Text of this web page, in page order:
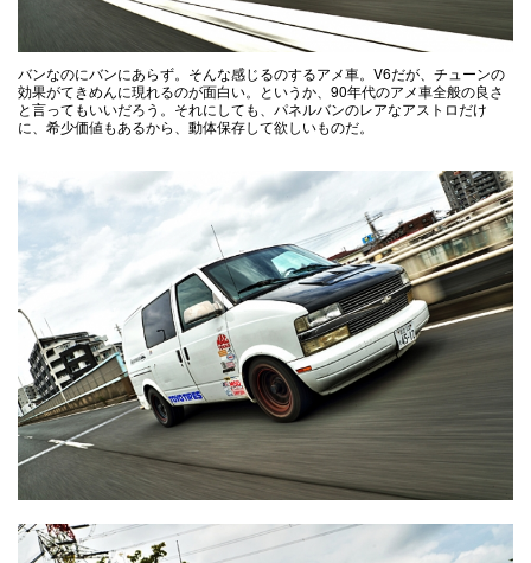
バンなのにバンにあらず。そんな感じるのするアメ車。V6だが、チューンの
効果がてきめんに現れるのが面白い。というか、90年代のアメ車全般の良さ
と言ってもいいだろう。それにしても、パネルバンのレアなアストロだけ
に、希少価値もあるから、動体保存して欲しいものだ。